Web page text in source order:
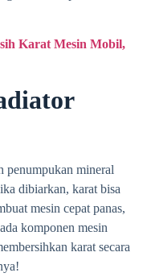
Karat Mesin Mobil,
penumpukan mineral
dibiarkan, karat bisa
mesin cepat panas,
komponen mesin
karat secara